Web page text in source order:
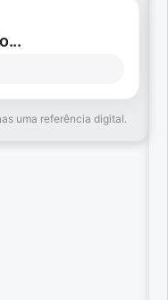
uma referência digital.